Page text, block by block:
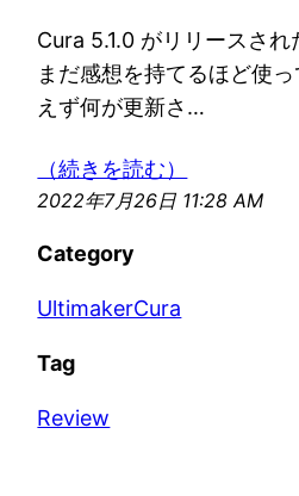
Cura 5.1.0 がリリースされ
まだ感想を持てるほど使
えず何が更新さ…
（続きを読む）
2022年7月26日 11:28 AM
Category
UltimakerCura
Tag
Review